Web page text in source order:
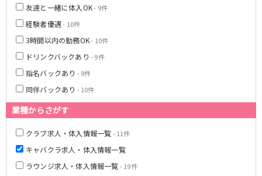
友達と一緒に体入OK- 9件
経験者優遇- 10件
3時間以内の勤務OK- 10件
ドリンクバックあり - 9件
指名バックあり - 9件
同伴バックあり - 10件
業種からさがす
クラブ求人・体入情報一覧- 11件
キャバクラ求人・体入情報一覧
ラウンジ求人・体入情報一覧- 19件